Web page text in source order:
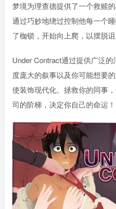
梦境为理查德提供了一个救赎的
通过巧妙地绕过控制他每一个
了枷锁，开始向上爬，以摆脱诅
Under Contract通过提供广泛
度庞大的叙事以及你可能想要
使装饰现代化。拯救你的同事
司的阶梯，决定你自己的命运！